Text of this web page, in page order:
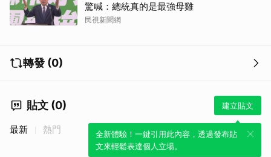
驚喊：總統真的是最強母雞
民視新聞網
轉發 (0)
貼文 (0) 建立貼文
全新體驗！一鍵引用此內容，透過發布貼
文來輕鬆表達個人立場。
最新 熱門